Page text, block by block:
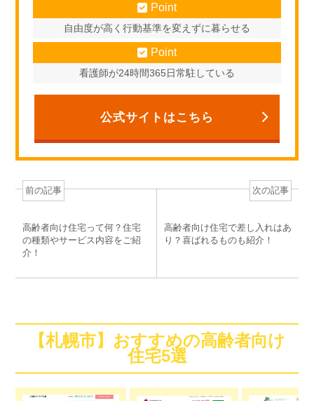
Point
自由度が高く行動基準を変えずに暮らせる
Point
看護師が24時間365日常駐している
公式サイトはこちら
前の記事
高齢者向け住宅って何？住宅
の種類やサービス内容をご紹
介！
次の記事
高齢者向け住宅で差し入れはあ
り？喜ばれるものも紹介！
【札幌市】おすすめの高齢者向け
住宅5選